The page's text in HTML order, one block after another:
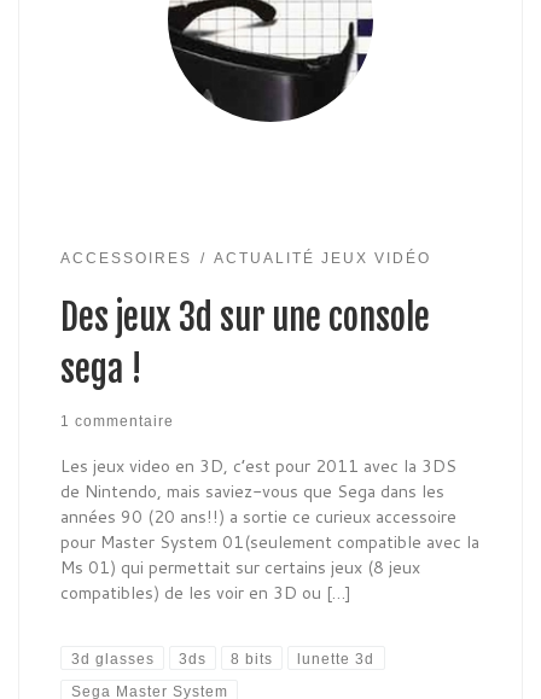
ACCESSOIRES ACTUALITÉ JEUX VIDÉO
Des jeux 3d sur une console
sega !
1 commentaire
Les jeux video en 3D, c’est pour 2011 avec la 3DS
de Nintendo, mais saviez-vous que Sega dans les
années 90 (20 ans!!) a sortie ce curieux accessoire
pour Master System 01(seulement compatible avec la
Ms 01) qui permettait sur certains jeux (8 jeux
compatibles) de les voir en 3D ou […]
3d glasses 3ds 8 bits lunette 3d
Sega Master System